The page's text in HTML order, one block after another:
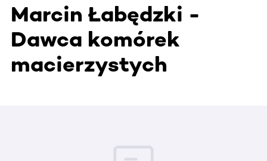
Marcin Łabędzki -
Dawca komórek
macierzystych